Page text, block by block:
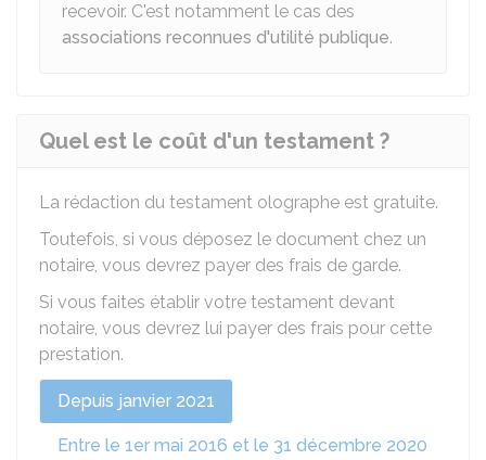
recevoir. C'est notamment le cas des
associations reconnues d'utilité publique.
Quel est le coût d'un testament ?
La rédaction du testament olographe est gratuite.
Toutefois, si vous déposez le document chez un
notaire, vous devrez payer des frais de garde.
Si vous faites établir votre testament devant
notaire, vous devrez lui payer des frais pour cette
prestation.
Depuis janvier 2021
Entre le 1er mai 2016 et le 31 décembre 2020